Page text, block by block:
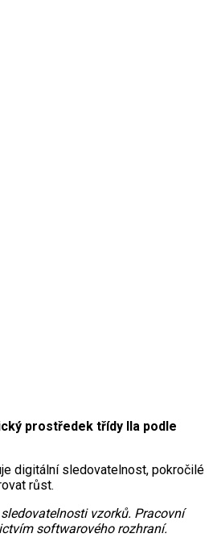
prostředek třídy IIa podle
digitální sledovatelnost, pokročilé
růst.
vzorků. Pracovní
softwarového rozhraní.